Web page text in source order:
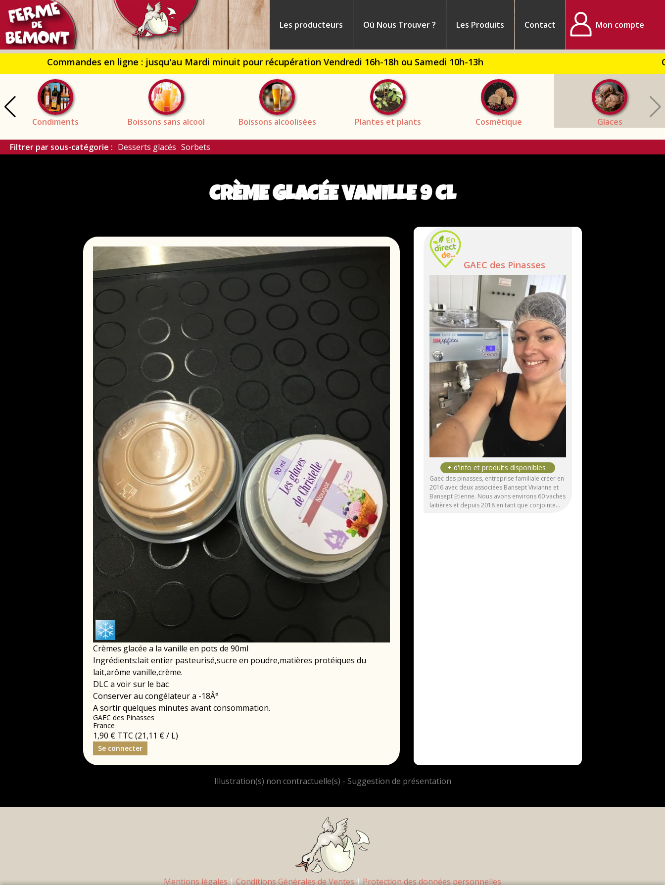
Bémont
Les producteurs Où Nous Trouver ? Les Produits Contact Mon compte
Condiments Boissons sans alcool Boissons alcoolisées Plantes et plants Cosmétique Glaces
Filtrer par sous-catégorie : Desserts glacés Sorbets
CRÈME GLACÉE VANILLE 9 CL
Crèmes glacée a la vanille en pots de 90ml
Ingrédients:lait entier pasteurisé,sucre en poudre,matières protéiques du
lait,arôme vanille,crème.
DLC a voir sur le bac
Conserver au congélateur a -18Â°
A sortir quelques minutes avant consommation.
GAEC des Pinasses
France
1,90 € TTC (21,11 € / L)
Se connecter
GAEC des Pinasses
Gaec des pinasses, entreprise familiale créer en
2016 avec deux associées Bansept Vivianne et
Bansept Etienne. Nous avons environs 60 vaches
laitières et depuis 2018 en tant que conjointe…
Mentions légales|Conditions Générales de Ventes|Protection des données personnelles